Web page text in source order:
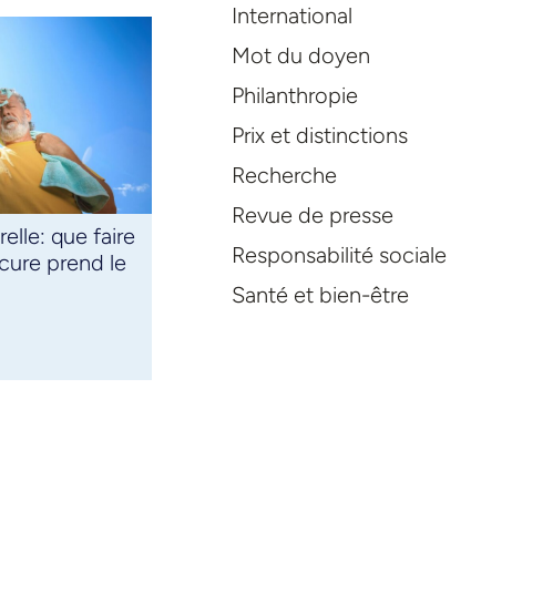
que faire
prend le
International
Mot du doyen
Philanthropie
Prix et distinctions
Recherche
Revue de presse
Responsabilité sociale
Santé et bien-être